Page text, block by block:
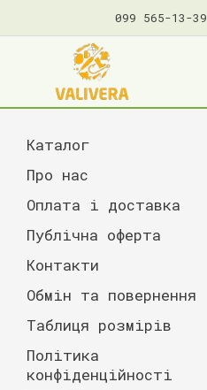
099 565-13-39
Каталог
Про нас
Оплата і доставка
Публічна оферта
Контакти
Обмін та повернення
Таблиця розмірів
Політика
конфіденційності